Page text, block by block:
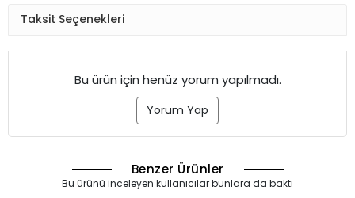
Taksit Seçenekleri
Bu ürün için henüz yorum yapılmadı.
Yorum Yap
Benzer Ürünler
Bu ürünü inceleyen kullanıcılar bunlara da baktı